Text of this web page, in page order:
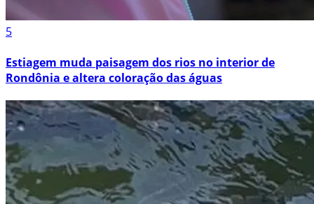
5
Estiagem muda paisagem dos rios no interior de
Rondônia e altera coloração das águas